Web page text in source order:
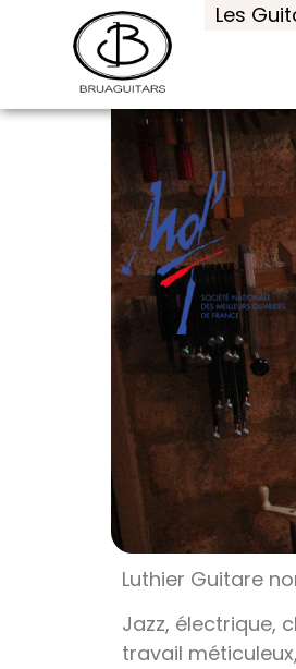
Les
Luthier Guitare
Jazz, électrique,
travail